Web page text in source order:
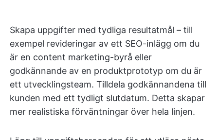
Skapa uppgifter med tydliga resultatmål – till
exempel revideringar av ett SEO-inlägg om du
är en content marketing-byrå eller
godkännande av en produktprototyp om du är
ett utvecklingsteam. Tilldela godkännandena till
kunden med ett tydligt slutdatum. Detta skapar
mer realistiska förväntningar över hela linjen.